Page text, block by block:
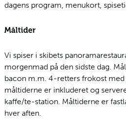
dagens program, menukort,
Måltider
Vi spiser i skibets
morgenmad på den sidste dag.
bacon m.m. 4-retters frokost
måltiderne er inkluderet og
kaffe/te-station. Måltiderne er
hver aften.